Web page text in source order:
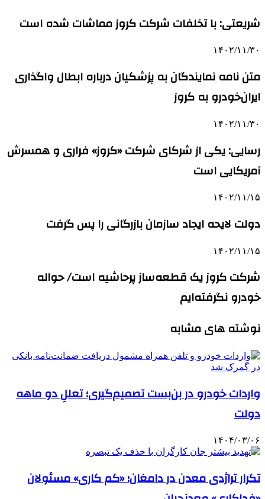
شریعتی: با تخلفات شرکت کروز مماشات شده است
۱۴۰۲/۱۱/۳۰
متن نامه نمایندگان به پزشکیان درباره ابطال واگذاری
ایران‌خودرو به کروز
۱۴۰۲/۱۱/۳۰
رسایی: یکی از شرکای شرکت «کروز» فراری و همسرش
آمریکایی است
۱۴۰۲/۱۱/۱۵
دولت لایحه ایجاد سازمان بازرگانی را پس گرفت
۱۴۰۲/۱۱/۱۵
شرکت کروز یک قطعه‌ساز پرحاشیه است/ حواله
خودرو نگرفته‌ایم
نوشته های مشابه
واردات خودرو در بن‌بست تصمیم‌گیری؛ تعللِ دو ماهه
دولت
۱۴۰۴/۰۳/۰۶
تکرار تراژدی معدن در دامغان؛ «کم کاری» مسئولان